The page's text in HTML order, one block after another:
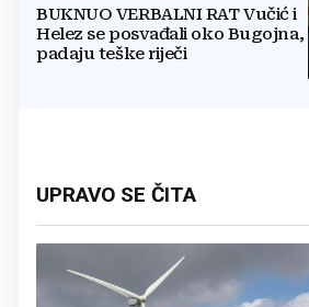
BUKNUO VERBALNI RAT Vučić i
Helez se posvađali oko Bugojna,
padaju teške riječi
UPRAVO SE ČITA